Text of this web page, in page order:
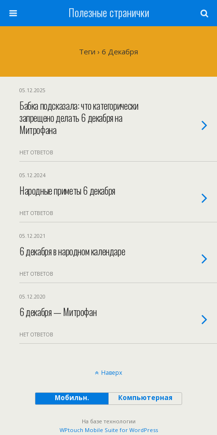
Полезные странички
Теги › 6 Декабря
05.12.2025
Бабка подсказала: что категорически
запрещено делать 6 декабря на
Митрофана
НЕТ ОТВЕТОВ
05.12.2024
Народные приметы 6 декабря
НЕТ ОТВЕТОВ
05.12.2021
6 декабря в народном календаре
НЕТ ОТВЕТОВ
05.12.2020
6 декабря — Митрофан
НЕТ ОТВЕТОВ
Наверх
Мобильн. Компьютерная
На базе технологии
WPtouch Mobile Suite for WordPress